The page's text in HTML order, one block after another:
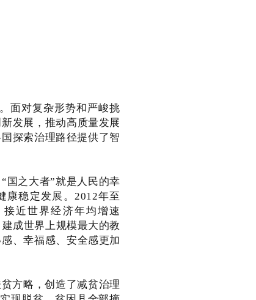
面对复杂形势和严峻挑
发展，推动高质量发展
探索治理路径提供了智
国之大者”就是人民的幸
康稳定发展。2012年至
近世界经济年均增速
成世界上规模最大的教
、幸福感、安全感更加
方略，创造了减贫治理